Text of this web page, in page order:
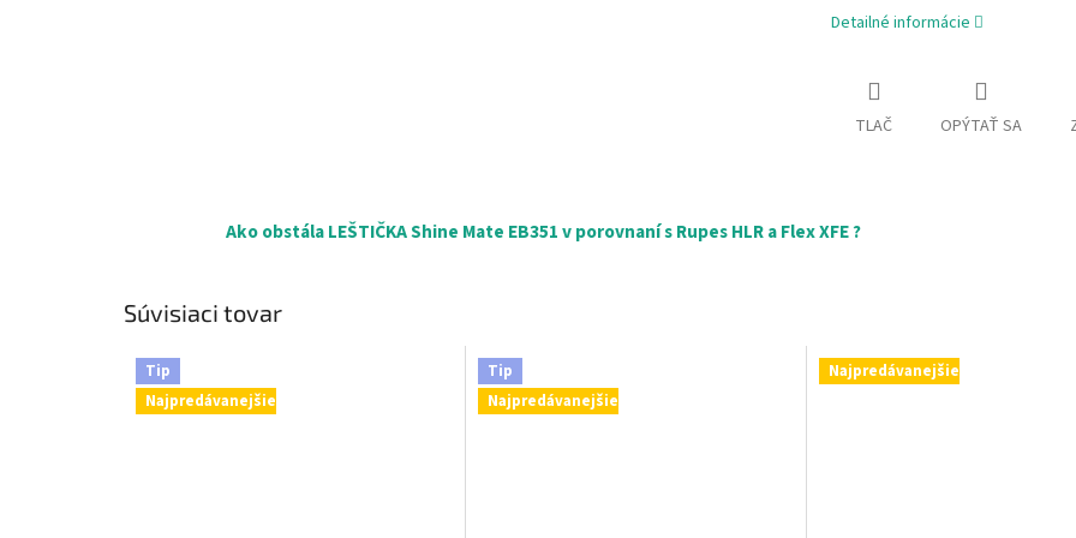
Detailné informácie
TLAČ OPÝTAŤ SA
Ako obstála LEŠTIČKA Shine Mate EB351 v porovnaní s Rupes HLR a Flex XFE ?
Súvisiaci tovar
Tip
Najpredávanejšie
Tip
Najpredávanejšie
Najpredávanejšie